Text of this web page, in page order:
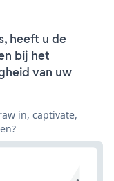
heeft u de
bij het
van uw
in, captivate,